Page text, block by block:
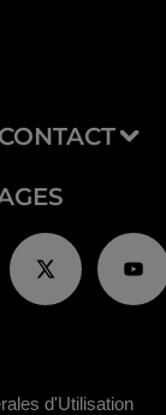
CONTACT
d'Utilisation